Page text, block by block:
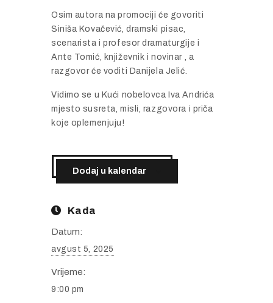
Osim autora napromociji će govoriti
Siniša Kovačević,dramski pisac,
scenaristaiprofesordramaturgije i
Ante Tomić, književnik inovinar , a
razgovor će voditi Danijela Jelić.
Vidimo se u Kući nobelovca IvaAndrića
mjesto susreta, misli, razgovora i priča
koje oplemenjuju!
Dodaj u kalendar
Kada
Datum:
avgust 5, 2025
Vrijeme:
9:00 pm